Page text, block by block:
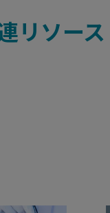
リソース